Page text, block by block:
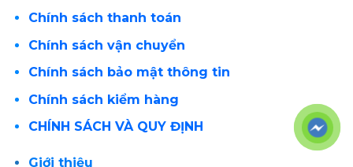
Chính sách thanh toán
Chính sách vận chuyển
Chính sách bảo mật thông tin
Chính sách kiểm hàng
CHÍNH SÁCH VÀ QUY ĐỊNH
Giới thiệu